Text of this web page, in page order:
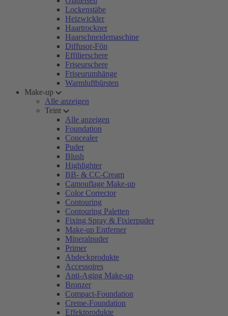
Lockenstäbe
Heizwickler
Haartrockner
Haarschneidemaschine
Diffusor-Fön
Effilierschere
Friseurschere
Friseurumhänge
Warmluftbürsten
Make-up
Alle anzeigen
Teint
Alle anzeigen
Foundation
Concealer
Puder
Blush
Highlighter
BB- & CC-Cream
Camouflage Make-up
Color Corrector
Contouring
Contouring Paletten
Fixing Spray & Fixierpuder
Make-up Entferner
Mineralpuder
Primer
Abdeckprodukte
Accessoires
Anti-Aging Make-up
Bronzer
Compact-Foundation
Creme-Foundation
Effektprodukte